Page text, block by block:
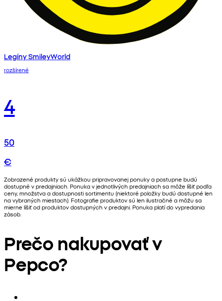
Legíny SmileyWorld
rozšírené
4
50
€
Zobrazené produkty sú ukážkou pripravovanej ponuky a postupne budú
dostupné v predajniach. Ponuka v jednotlivých predajniach sa môže líšiť podľa
ceny, množstva a dostupnosti sortimentu (niektoré položky budú dostupné len
na vybraných miestach). Fotografie produktov sú len ilustračné a môžu sa
mierne líšiť od produktov dostupných v predajni. Ponuka platí do vypredania
zásob.
Prečo nakupovať v
Pepco?